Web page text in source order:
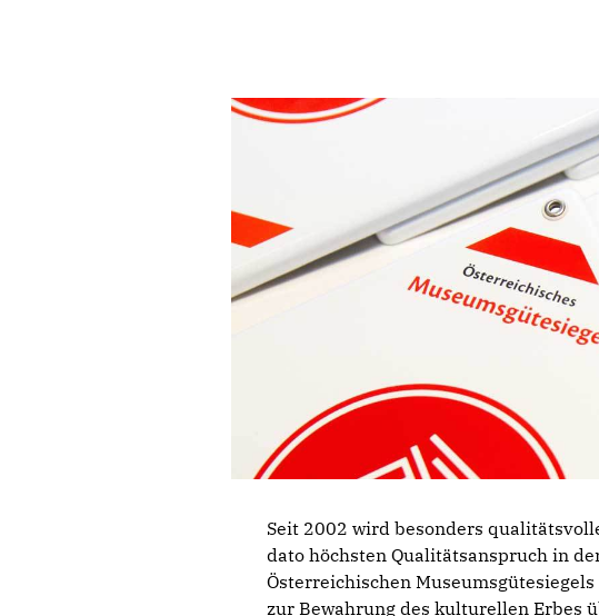
Seit 2002 wird besonders
dato höchsten Qualitätsanspruch in
Österreichischen
zur Bewahrung des kulturellen Erbes